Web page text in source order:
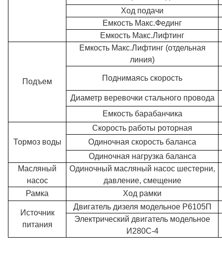
Ход подачи
Емкость Макс.Фединг
Емкость Макс.Лифтинг
Подъем
Емкость Макс.Лифтинг (отдельная
линия)
Поднимаясь скорость
Диаметр веревочки стального провода
Емкость барабанчика
Тормоз воды
Скорость работы роторная
Одиночная скорость баланса
Одиночная нагрузка баланса
Масляный
насос
Одиночный масляный насос шестерни,
давление, смещение
Рамка
Ход рамки
Источник
питания
Двигатель дизеля модельное Р6105П
Электрический двигатель модельное
И280С-4